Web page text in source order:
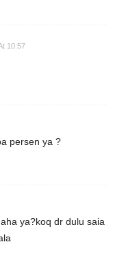
10:57
persen ya ?
ya?koq dr dulu saia